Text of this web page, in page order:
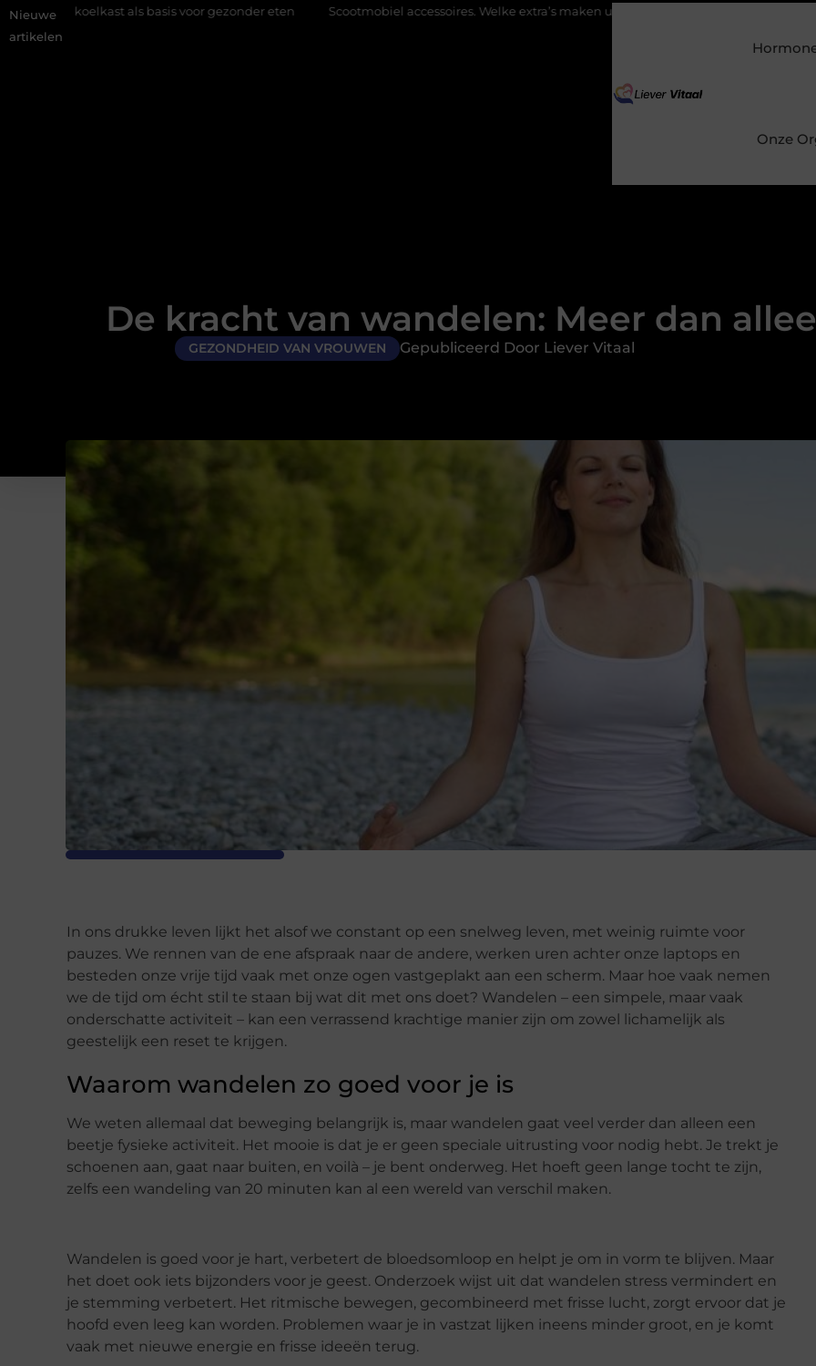
Nieuwe
artikelen
als basis voor gezonder eten Scootmobiel accessoires. Welke extra’s maken uw rit echt makkelijker en veiliger?
Onze
De kracht van wandelen: Meer dan
GEZONDHEID VAN VROUWEN Gepubliceerd Door Liever Vitaal
In ons drukke leven lijkt het alsof we constant op een snelweg leven, met weinig ruimte voor
pauzes. We rennen van de ene afspraak naar de andere, werken uren achter onze laptops en
besteden onze vrije tijd vaak met onze ogen vastgeplakt aan een scherm. Maar hoe vaak nemen
we de tijd om écht stil te staan bij wat dit met ons doet? Wandelen – een simpele, maar vaak
onderschatte activiteit – kan een verrassend krachtige manier zijn om zowel lichamelijk als
geestelijk een reset te krijgen.
Waarom wandelen zo goed voor je is
We weten allemaal dat beweging belangrijk is, maar wandelen gaat veel verder dan alleen een
beetje fysieke activiteit. Het mooie is dat je er geen speciale uitrusting voor nodig hebt. Je trekt je
schoenen aan, gaat naar buiten, en voilà – je bent onderweg. Het hoeft geen lange tocht te zijn,
zelfs een wandeling van 20 minuten kan al een wereld van verschil maken.
Wandelen is goed voor je hart, verbetert de bloedsomloop en helpt je om in vorm te blijven. Maar
het doet ook iets bijzonders voor je geest. Onderzoek wijst uit dat wandelen stress vermindert en
je stemming verbetert. Het ritmische bewegen, gecombineerd met frisse lucht, zorgt ervoor dat je
hoofd even leeg kan worden. Problemen waar je in vastzat lijken ineens minder groot, en je komt
vaak met nieuwe energie en frisse ideeën terug.